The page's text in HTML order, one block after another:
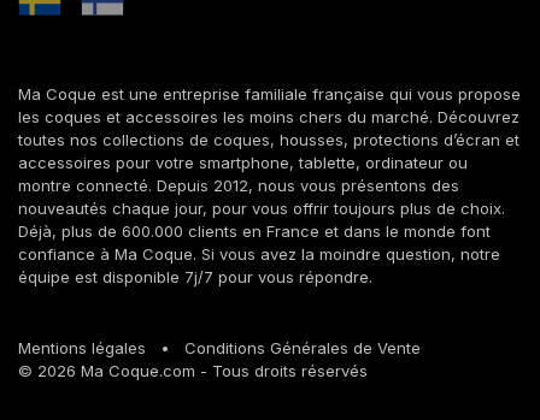
Ma Coque est une entreprise familiale française qui vous propose
les coques et accessoires les moins chers du marché. Découvrez
toutes nos collections de coques, housses, protections d’écran et
accessoires pour votre smartphone, tablette, ordinateur ou
montre connecté. Depuis 2012, nous vous présentons des
nouveautés chaque jour, pour vous offrir toujours plus de choix.
Déjà, plus de 600.000 clients en France et dans le monde font
confiance à Ma Coque. Si vous avez la moindre question, notre
équipe est disponible 7j/7 pour vous répondre.
© 2026 Ma Coque.com - Tous droits réservés
Mentions légales • Conditions Générales de Vente